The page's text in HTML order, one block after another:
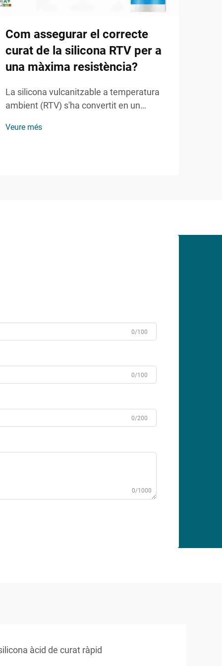
Com assegurar el correcte
curat de la silicona RTV per a
una màxima resistència?
La silicona vulcanitzable a temperatura
ambient (RTV) s'ha convertit en un
aplicacions industrials i comercials degut
Veure més
0/100
0/100
0/200
0/1000
àcid de curat ràpid